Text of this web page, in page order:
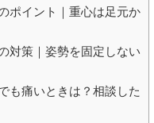
ポイント｜重心は足元か
対策｜姿勢を固定しない
も痛いときは？相談した